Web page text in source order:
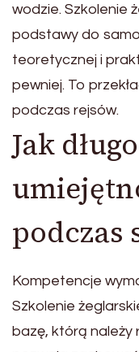
wodzie. Szkolenie
podstawy do
teoretycznej i
pewniej. To
podczas rejsów.
Jak
podczas
Kompetencje
Szkolenie
bazę, którą należy